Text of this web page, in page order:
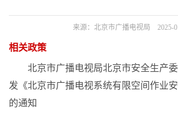
来源：北京市广播电视局 2025-
相关政策
北京市广播电视局北京市安全生产
发《北京市广播电视系统有限空间作业
的通知